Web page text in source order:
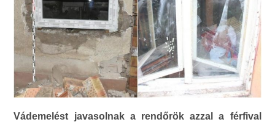
Vádemelést javasolnak a rendőrök azzal a férfival